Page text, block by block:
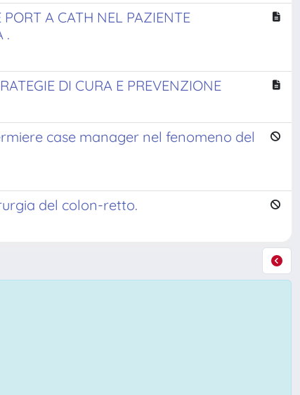
A CATH NEL PAZIENTE
.
DI CURA E PREVENZIONE
case manager nel fenomeno del
del colon-retto.